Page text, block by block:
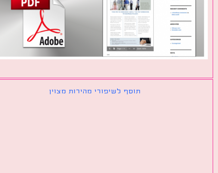
תוסף לשיפורי מהירות מצוין